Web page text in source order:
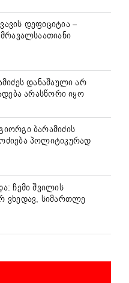
დეფიციტია –
დანაშაული არ
არასწორი იყო
ბარამიძის
პოლიტიკურად
ჩემი შვილის
ვხედავ, სიმართლე